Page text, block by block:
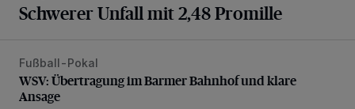
Schwerer Unfall mit 2,48 Promille
WSV: Übertragung im Barmer Bahnhof und klare Ansage
Fußball-Pokal
WSV: Übertragung im Barmer Bahnhof und klare
Ansage